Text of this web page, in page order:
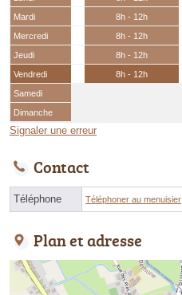
Mardi
8h - 12h
Mercredi
8h - 12h
Jeudi
8h - 12h
Vendredi
8h - 12h
Samedi
Dimanche
Signaler une erreur
Contact
Téléphone Téléphoner au menuisier
Plan et adresse